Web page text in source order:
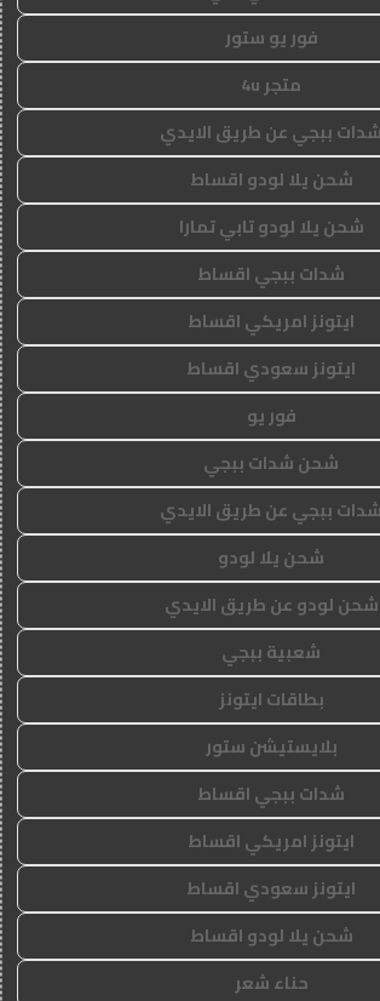
فور يو ستور
متجر 4u
شدات ببجي عن طريق الايدي
شحن يلا لودو اقساط
شحن يلا لودو تابي تمارا
شدات ببجي اقساط
ايتونز امريكي اقساط
ايتونز سعودي اقساط
فور يو
شحن شدات ببجي
شدات ببجي عن طريق الايدي
شحن يلا لودو
شحن لودو عن طريق الايدي
شعبية ببجي
بطاقات ايتونز
بلايستيشن ستور
شدات ببجي اقساط
ايتونز امريكي اقساط
ايتونز سعودي اقساط
شحن يلا لودو اقساط
حناء شعر